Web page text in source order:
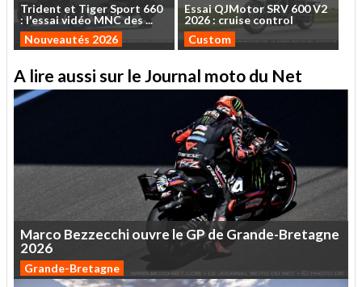
Trident et TigerSport 660
: l'essaividéoMNCdes...
Nouveautés 2026
EssaiQJMotorSRV 600V2
2026 : cruise control
Custom
A lire aussi sur le Journal moto du Net
Marco Bezzecchiouvre leGPde Grande-Bretagne
2026
Grande-Bretagne